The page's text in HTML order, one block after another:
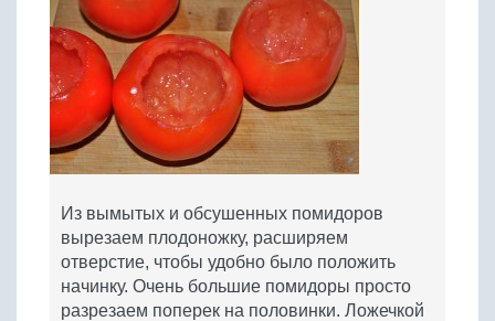
Из вымытых и обсушенных помидоров
вырезаем плодоножку, расширяем
отверстие, чтобы удобно было положить
начинку. Очень большие помидоры просто
разрезаем поперек на половинки. Ложечкой